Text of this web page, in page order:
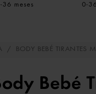
36 meses 0-
/ BODY BEBÉ TIRANTES
Bebé